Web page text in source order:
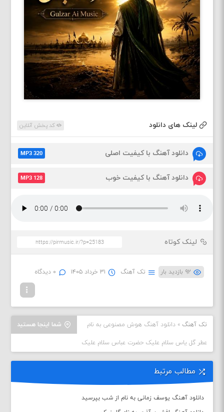
لینک های دانلود کد پخش آنلاین
دانلود آهنگ با کیفیت اصلی MP3 320
دانلود آهنگ با کیفیت خوب MP3 128
لینک کوتاه
۹۲ بازدید بار تک آهنگ ۳۱ خرداد ۱۴۰۵ ۰ دیدگاه
شما اینجا هستید تک آهنگ »دانلود آهنگ هوش مصنوعی به نام
عطر گل یاس سلام علیک حضرت عباس سلام علیک
مطالب مرتبط
دانلود آهنگ یوسف زمانی به نام از شب بپرسید